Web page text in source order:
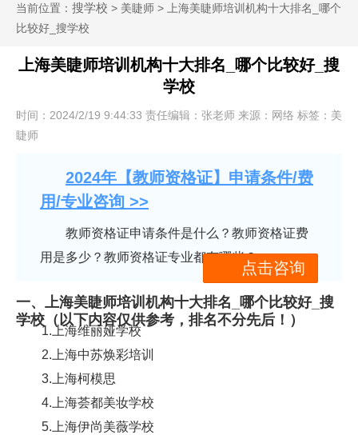
当前位置： 搜学校 > 美睫师 > 上海美睫师培训机构十大排名_哪个
比较好_搜学校
上海美睫师培训机构十大排名_哪个比较好_搜
学校
时间：2024/2/19 9:44:33 责任编辑：张老师 来源：网络 标签：美
睫师
2024年【教师资格证】申请条件/费
用/专业咨询 >>
教师资格证申请条件是什么？教师资格证费
用是多少？教师资格证专业都有哪些？
点击咨询
一、上海美睫师培训机构十大排名_哪个比较好_搜
学校（以下内容仅供参考，排名不分先后！）
1.上海维丽娅学校
2.上海中苏焕彩培训
3.上海柯模思
4.上海荟都美妆学校
5.上海伊尚美薇学校